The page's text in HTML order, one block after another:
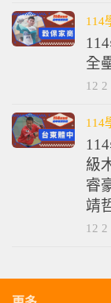
114
全
12
114
級
睿
靖
12